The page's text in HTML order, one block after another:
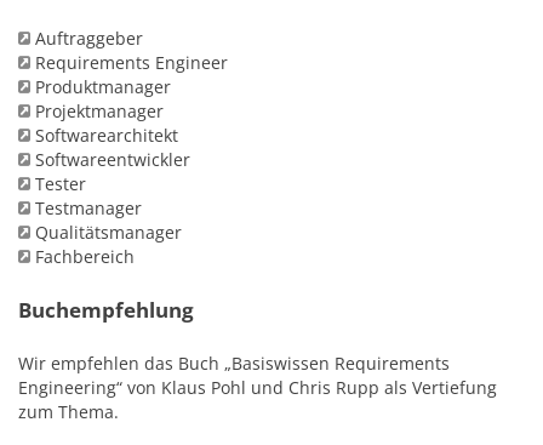
Auftraggeber
Requirements Engineer
Produktmanager
Projektmanager
Softwarearchitekt
Softwareentwickler
Tester
Testmanager
Qualitätsmanager
Fachbereich
Buchempfehlung
Wir empfehlen das Buch „Basiswissen Requirements
Engineering“ von Klaus Pohl und Chris Rupp als Vertiefung
zum Thema.